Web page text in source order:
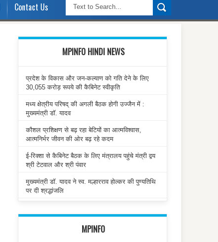
Contact Us
MPINFO HINDI NEWS
प्रदेश के विकास और जन-कल्याण को गति देने के लिए
30,055 करोड़ रूपये की कैबिनेट स्वीकृति
मध्य क्षेत्रीय परिषद् की अगली बैठक होगी उज्जैन में :
मुख्यमंत्री डॉ. यादव
कौशल प्रशिक्षण से बढ़ रहा बेटियों का आत्मविश्वास,
आत्मनिर्भर जीवन की ओर बढ़ रहे कदम
ई-रिक्शा से कैबिनेट बैठक के लिए मंत्रालय पहुंचे मंत्री द्वय
श्री टेटवाल और श्री पंवार
मुख्यमंत्री डॉ. यादव ने स्व. मल्हारराव होल्कर की पुण्यतिथि
पर दी श्रद्धांजलि
MPINFO